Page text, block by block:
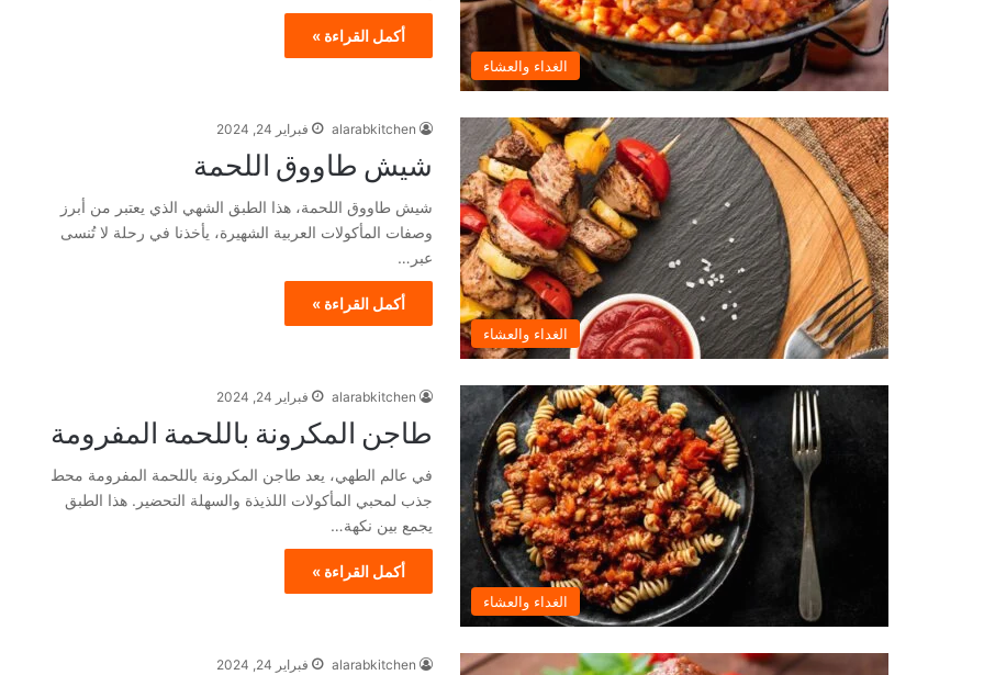
الغداء والعشاء
أكمل القراءة »
الغداء والعشاء
alarabkitchen فبراير 24, 2024
شيش طاووق اللحمة
شيش طاووق اللحمة، هذا الطبق الشهي الذي يعتبر من أبرز
وصفات المأكولات العربية الشهيرة، يأخذنا في رحلة لا تُنسى
عبر…
أكمل القراءة »
الغداء والعشاء
alarabkitchen فبراير 24, 2024
طاجن المكرونة باللحمة المفرومة
في عالم الطهي، يعد طاجن المكرونة باللحمة المفرومة محط
جذب لمحبي المأكولات اللذيذة والسهلة التحضير. هذا الطبق
يجمع بين نكهة…
أكمل القراءة »
alarabkitchen فبراير 24, 2024